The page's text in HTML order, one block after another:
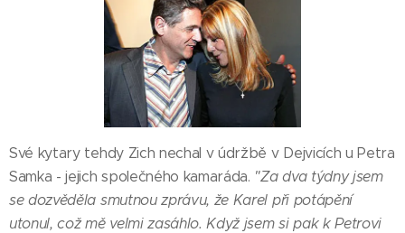
Své kytary tehdy Zich nechal v údržbě v Dejvicích u Petra
Samka - jejich společného kamaráda. "Za dva týdny jsem
se dozvěděla smutnou zprávu, že Karel při potápění
utonul, což mě velmi zasáhlo. Když jsem si pak k Petrovi